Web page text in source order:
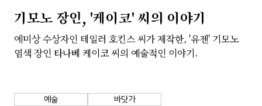
회사소개 개인정보 보호정책
기모노 장인, '케이코' 씨의 이야기
에미상 수상자인 테일러 호킨스 씨가 제작한, '유젠' 기모노
염색 장인 타나베 케이코 씨의 예술적인 이야기.
예술 바닷가